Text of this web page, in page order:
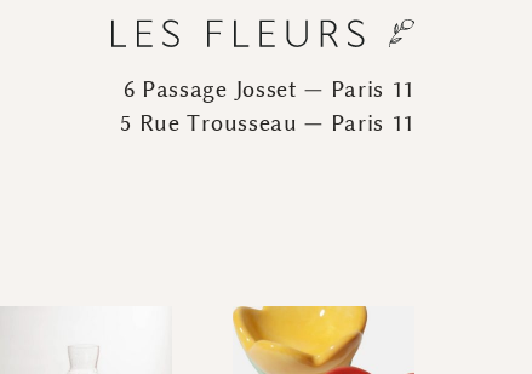
6 Passage Josset — Paris 11
5 Rue Trousseau — Paris 11